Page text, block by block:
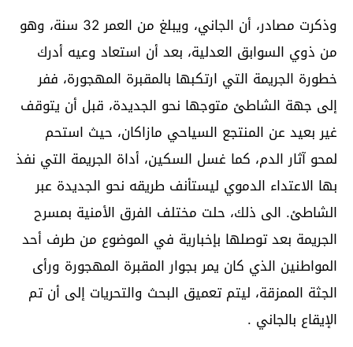
وذكرت مصادر، أن الجاني، ويبلغ من العمر 32 سنة، وهو
من ذوي السوابق العدلية، بعد أن استعاد وعيه أدرك
خطورة الجريمة التي ارتكبها بالمقبرة المهجورة، ففر
إلى جهة الشاطئ متوجها نحو الجديدة، قبل أن يتوقف
غير بعيد عن المنتجع السياحي مازاكان، حيث استحم
لمحو آثار الدم، كما غسل السكين، أداة الجريمة التي نفذ
بها الاعتداء الدموي ليستأنف طريقه نحو الجديدة عبر
الشاطئ. الى ذلك، حلت مختلف الفرق الأمنية بمسرح
الجريمة بعد توصلها بإخبارية في الموضوع من طرف أحد
المواطنين الذي كان يمر بجوار المقبرة المهجورة ورأى
الجثة الممزقة، ليتم تعميق البحث والتحريات إلى أن تم
الإيقاع بالجاني .